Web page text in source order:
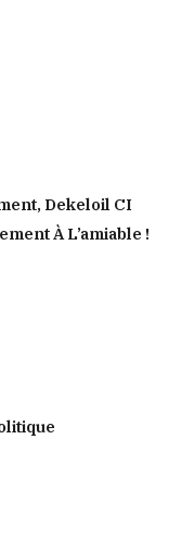
Dekeloil CI
À L’amiable !